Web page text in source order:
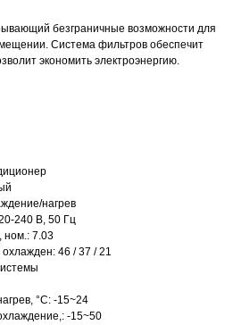
безграничные возможности для
Система фильтров обеспечит
экономить электроэнергию.
нагрев
240 В, 50 Гц
ном.: 7.03
охлажден: 46 / 37 / 21
°C: -15~24
-15~50